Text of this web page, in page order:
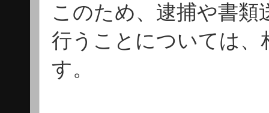
このため、逮捕や書類
行うことについては、
す。